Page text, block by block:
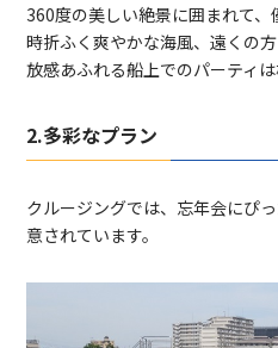
360度の美しい絶景に囲まれて、
時折ふく爽やかな海風、遠くの
放感あふれる船上でのパーティは
2.多彩なプラン
クルージングでは、忘年会にぴ
意されています。